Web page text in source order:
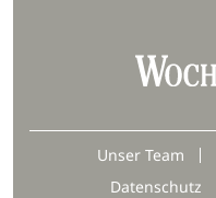
Unser Team
Datenschutz